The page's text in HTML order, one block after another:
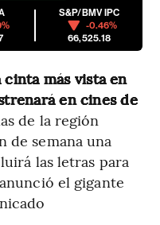
S&P/BMV IPC
-0.46%
66,525.18
cinta más vista en
en cines de
de la región
semana una
las letras para
el gigante